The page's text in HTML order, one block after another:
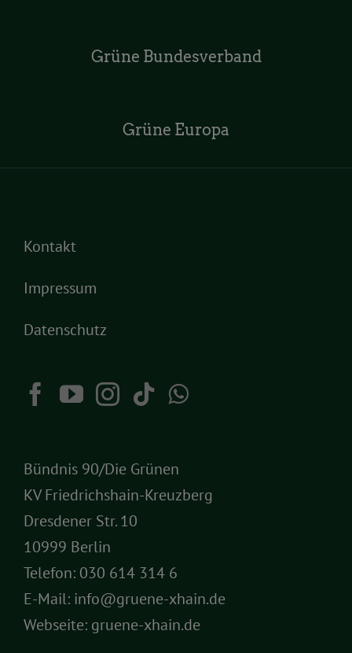
Grüne Bundesverband
Grüne Europa
Kontakt
Impressum
Datenschutz
Bündnis 90/Die Grünen
KV Friedrichshain-Kreuzberg
Dresdener Str. 10
10999 Berlin
Telefon: 030 614 314 6
E-Mail: info@gruene-xhain.de
Webseite: gruene-xhain.de